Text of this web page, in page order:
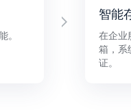
。
智能
在企业
箱，系
证。